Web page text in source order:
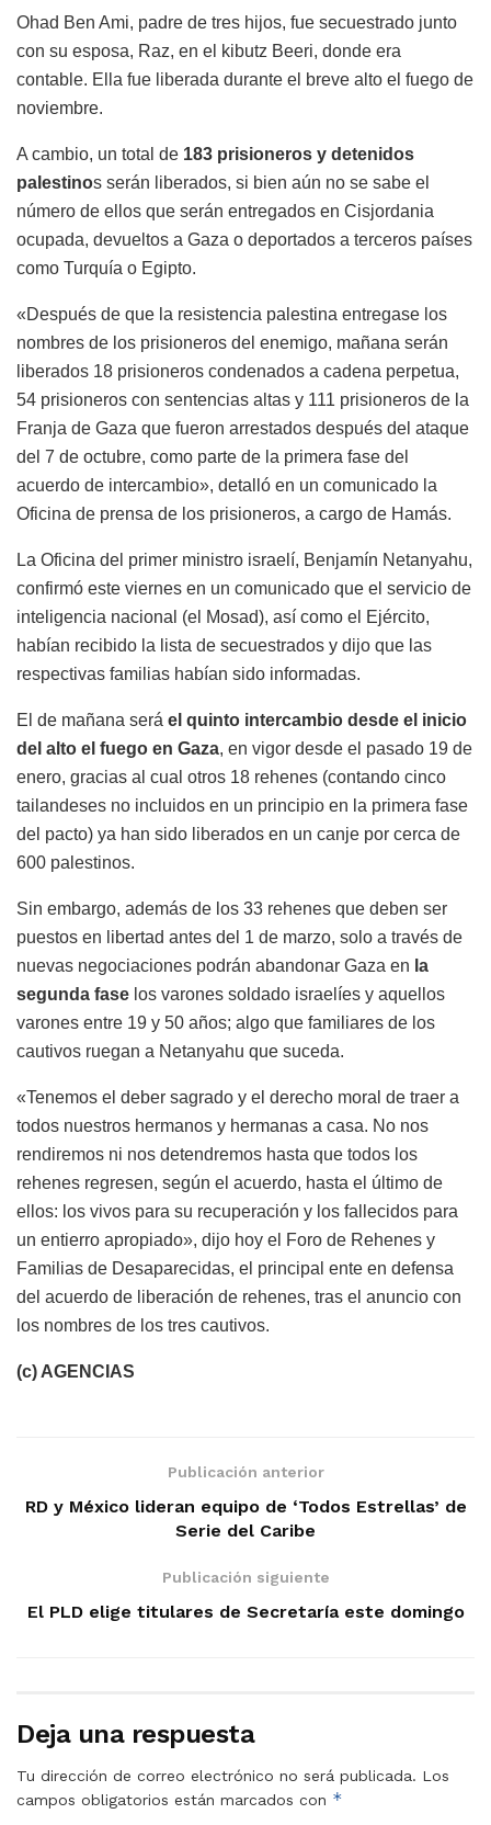
Ohad Ben Ami, padre de tres hijos, fue secuestrado junto
con su esposa, Raz, en el kibutz Beeri, donde era
contable. Ella fue liberada durante el breve alto el fuego de
noviembre.
A cambio, un total de 183 prisioneros y detenidos
palestinos serán liberados, si bien aún no se sabe el
número de ellos que serán entregados en Cisjordania
ocupada, devueltos a Gaza o deportados a terceros países
como Turquía o Egipto.
«Después de que la resistencia palestina entregase los
nombres de los prisioneros del enemigo, mañana serán
liberados 18 prisioneros condenados a cadena perpetua,
54 prisioneros con sentencias altas y 111 prisioneros de la
Franja de Gaza que fueron arrestados después del ataque
del 7 de octubre, como parte de la primera fase del
acuerdo de intercambio», detalló en un comunicado la
Oficina de prensa de los prisioneros, a cargo de Hamás.
La Oficina del primer ministro israelí, Benjamín Netanyahu,
confirmó este viernes en un comunicado que el servicio de
inteligencia nacional (el Mosad), así como el Ejército,
habían recibido la lista de secuestrados y dijo que las
respectivas familias habían sido informadas.
El de mañana será el quinto intercambio desde el inicio
del alto el fuego en Gaza, en vigor desde el pasado 19 de
enero, gracias al cual otros 18 rehenes (contando cinco
tailandeses no incluidos en un principio en la primera fase
del pacto) ya han sido liberados en un canje por cerca de
600 palestinos.
Sin embargo, además de los 33 rehenes que deben ser
puestos en libertad antes del 1 de marzo, solo a través de
nuevas negociaciones podrán abandonar Gaza en la
segunda fase los varones soldado israelíes y aquellos
varones entre 19 y 50 años; algo que familiares de los
cautivos ruegan a Netanyahu que suceda.
«Tenemos el deber sagrado y el derecho moral de traer a
todos nuestros hermanos y hermanas a casa. No nos
rendiremos ni nos detendremos hasta que todos los
rehenes regresen, según el acuerdo, hasta el último de
ellos: los vivos para su recuperación y los fallecidos para
un entierro apropiado», dijo hoy el Foro de Rehenes y
Familias de Desaparecidas, el principal ente en defensa
del acuerdo de liberación de rehenes, tras el anuncio con
los nombres de los tres cautivos.
(c) AGENCIAS
Publicación anterior
RD y México lideran equipo de ‘Todos Estrellas’ de
Serie del Caribe
Publicación siguiente
El PLD elige titulares de Secretaría este domingo
Deja una respuesta
Tu dirección de correo electrónico no será publicada. Los
campos obligatorios están marcados con *